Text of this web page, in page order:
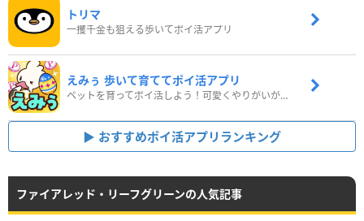
トリマ
一攫千金も狙える歩いてポイ活アプリ
えみぅ 歩いて育ててポイ活アプリ
ペットを育ってポイ活しよう！可愛くやりがいがある新感覚アプリ
おすすめポイ活アプリランキング
ファイアレッド・リーフグリーンの人気記事